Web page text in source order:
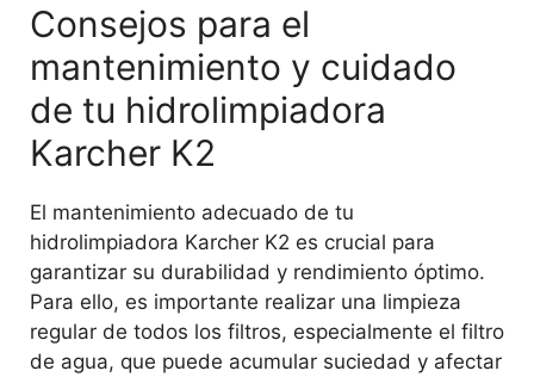
Consejos para el
mantenimiento y cuidado
de tu hidrolimpiadora
Karcher K2
El mantenimiento adecuado de tu
hidrolimpiadora Karcher K2 es crucial para
garantizar su durabilidad y rendimiento óptimo.
Para ello, es importante realizar una limpieza
regular de todos los filtros, especialmente el filtro
de agua, que puede acumular suciedad y afectar